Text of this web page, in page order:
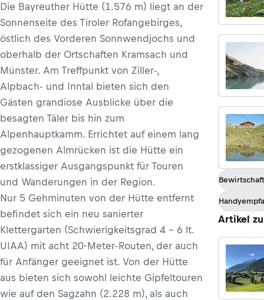
Die Bayreuther Hütte (1.576 m) liegt an der
Sonnenseite des Tiroler Rofangebirges,
östlich des Vorderen Sonnwendjochs und
oberhalb der Ortschaften Kramsach und
Münster. Am Treffpunkt von Ziller-,
Alpbach- und Inntal bieten sich den
Gästen grandiose Ausblicke über die
besagten Täler bis hin zum
Alpenhauptkamm. Errichtet auf einem lang
gezogenen Almrücken ist die Hütte ein
erstklassiger Ausgangspunkt für Touren
und Wanderungen in der Region.
Nur 5 Gehminuten von der Hütte entfernt
befindet sich ein neu sanierter
Klettergarten (Schwierigkeitsgrad 4 – 6 lt.
UIAA) mit acht 20-Meter-Routen, der auch
für Anfänger geeignet ist. Von der Hütte
aus bieten sich sowohl leichte Gipfeltouren
wie auf den Sagzahn (2.228 m), als auch
Artikel